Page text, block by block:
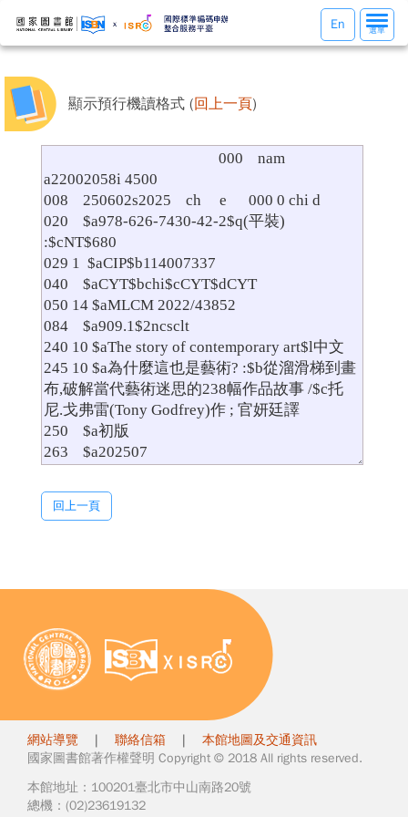
選
單
選單
En
顯示預行機讀格式 (回上一頁)
回上一頁
網站導覽 | 聯絡信箱 | 本館地圖及交通資訊
國家圖書館著作權聲明 Copyright © 2018 All rights reserved.
本館地址：100201臺北市中山南路20號
總機：(02)23619132